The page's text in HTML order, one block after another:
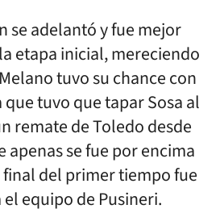
se adelantó y fue mejor
etapa inicial, mereciendo
tuvo su chance con
tuvo que tapar Sosa al
remate de Toledo desde
apenas se fue por encima
del primer tiempo fue
equipo de Pusineri.